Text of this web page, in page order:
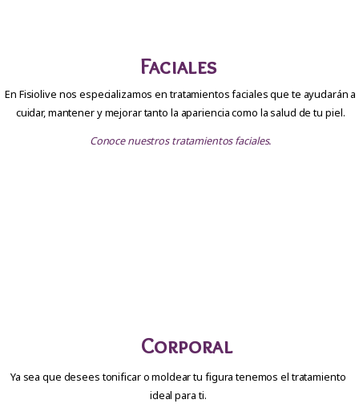
Faciales
En Fisiolive nos especializamos en tratamientos faciales que te ayudarán a
cuidar, mantener y mejorar tanto la apariencia como la salud de tu piel.
Conoce nuestros tratamientos faciales.
Corporal
Ya sea que desees tonificar o moldear tu figura tenemos el tratamiento
ideal para ti.